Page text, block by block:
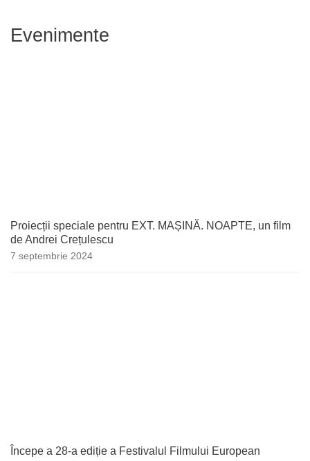
Evenimente
Proiecții speciale pentru EXT. MAȘINĂ. NOAPTE, un film
de Andrei Crețulescu
7 septembrie 2024
Începe a 28-a ediție a Festivalul Filmului European